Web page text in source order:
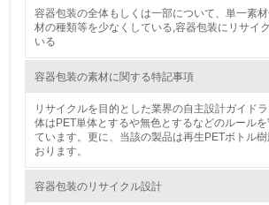
非該当（包装・物流を必要とする業務を行ってい
15.
<L1> 環境負荷ができるだけ小さい包装・梱包を
る
容器包装の全体もしくは一部について、単一素
材の種類等を少なくしている,容器包装にリサイ
いる
容器包装の素材に関する特記事項
リサイクルを目的とした業界の自主設計ガイド
体はPET単体とするや無色とするなどのルール
ています。更に、当該の製品は再生PETボトル
おります。
容器包装のリサイクル設計